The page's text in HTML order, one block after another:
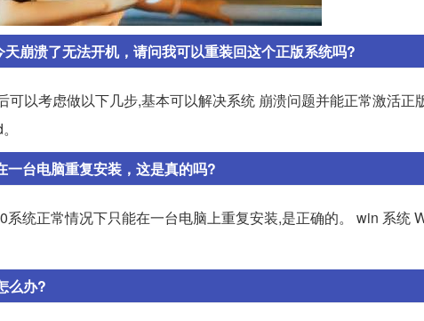
崩溃了无法开机，请问我可以重装回这个正版系统吗?
以考虑做以下几步,基本可以解决系统 崩溃问题并能正常激活正
台电脑重复安装，这是真的吗?
统正常情况下只能在一台电脑上重复安装,是正确的。 win 系统
么办?